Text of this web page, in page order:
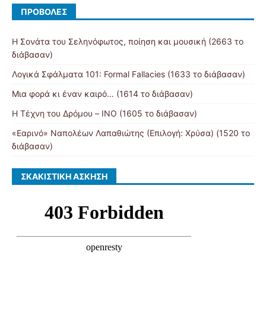
ΠΡΟΒΟΛΈΣ
Η Σονάτα του Σεληνόφωτος, ποίηση και μουσική (2663 το
διάβασαν)
Λογικά Σφάλματα 101: Formal Fallacies (1633 το διάβασαν)
Μια φορά κι έναν καιρό… (1614 το διάβασαν)
Η Τέχνη του Δρόμου – ΙΝΟ (1605 το διάβασαν)
«Εαρινό» Ναπολέων Λαπαθιώτης (Επιλογή: Χρύσα) (1520 το
διάβασαν)
ΣΚΑΚΙΣΤΙΚΉ ΆΣΚΗΣΗ